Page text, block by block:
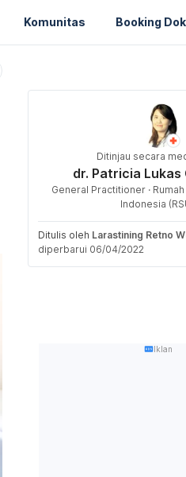
Komunitas Booking
Ditinjau secara
dr. Patricia Lukas
General Practitioner ·
Indonesia
Ditulis oleh Larastining Retno
diperbarui 06/04/2022
Iklan